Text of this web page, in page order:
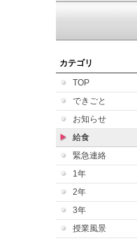
カテゴリ
TOP
できごと
お知らせ
給食
緊急連絡
1年
2年
3年
授業風景